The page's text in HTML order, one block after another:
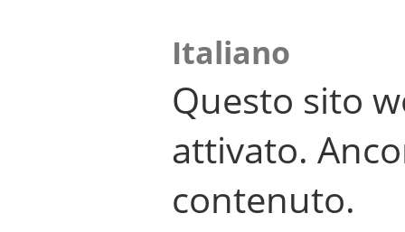
Italiano
Questo sito
attivato.
contenuto.